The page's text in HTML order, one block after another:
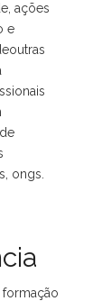
ações
e
ongs.